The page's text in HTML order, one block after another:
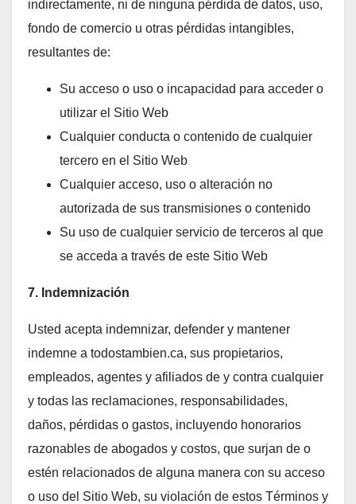
indirectamente, ni de ninguna pérdida de datos, uso,
fondo de comercio u otras pérdidas intangibles,
resultantes de:
Su acceso o uso o incapacidad para acceder o
utilizar el Sitio Web
Cualquier conducta o contenido de cualquier
tercero en el Sitio Web
Cualquier acceso, uso o alteración no
autorizada de sus transmisiones o contenido
Su uso de cualquier servicio de terceros al que
se acceda a través de este Sitio Web
7. Indemnización
Usted acepta indemnizar, defender y mantener
indemne a todostambien.ca, sus propietarios,
empleados, agentes y afiliados de y contra cualquier
y todas las reclamaciones, responsabilidades,
daños, pérdidas o gastos, incluyendo honorarios
razonables de abogados y costos, que surjan de o
estén relacionados de alguna manera con su acceso
o uso del Sitio Web, su violación de estos Términos y